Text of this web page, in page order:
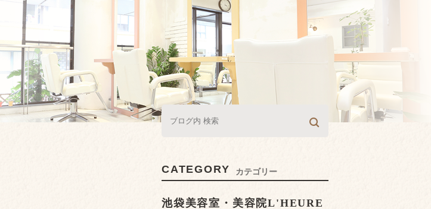
CATEGORY カテゴリー
池袋美容室・美容院L'HEURE